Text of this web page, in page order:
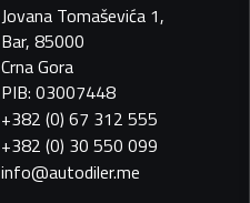
Jovana Tomaševića 1,
Bar, 85000
Crna Gora
PIB: 03007448
+382 (0) 67 312 555
+382 (0) 30 550 099
info@autodiler.me